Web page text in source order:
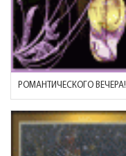
РОМАНТИЧЕСКОГО ВЕЧЕРА!